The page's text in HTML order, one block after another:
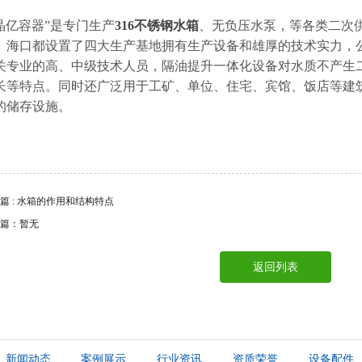
容器”是专门生产316不锈钢水箱 、无负压水泵，等各类二
海口都设置了四大生产基地拥有生产设备和雄厚的技术实力
专业的高、中级技术人员，隔油提升一体化设备对水质不产
等特点。同时还广泛用于工矿、单位、住宅、宾馆、饭店等
储存设施。
: 水箱的作用和结构特点
：暂无
返回列表
新闻动态 案例展示 行业资讯 资质荣誉 设备配件